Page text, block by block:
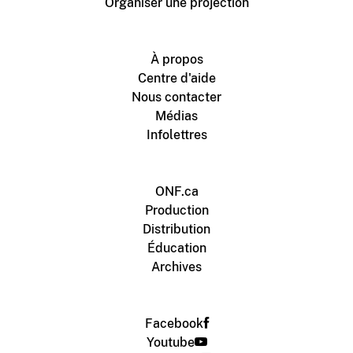
Organiser une projection
À propos
Centre d'aide
Nous contacter
Médias
Infolettres
ONF.ca
Production
Distribution
Éducation
Archives
Facebook
Youtube